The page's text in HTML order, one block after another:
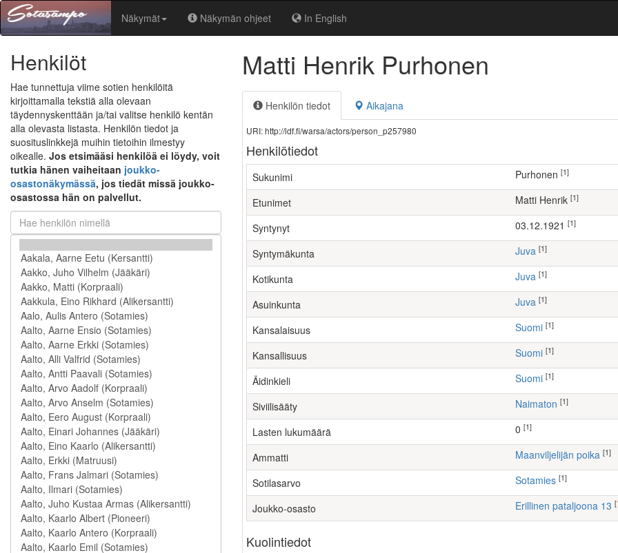
Näkymät Näkymän ohjeet In English
Henkilöt
Hae tunnettuja viime sotien henkilöitä
kirjoittamalla tekstiä alla olevaan
täydennyskenttään ja/tai valitse henkilö kentän
alla olevasta listasta. Henkilön tiedot ja
suosituslinkkejä muihin tietoihin ilmestyy
oikealle. Jos etsimääsi henkilöä ei löydy, voit
tutkia hänen vaiheitaan joukko-
osastonäkymässä, jos tiedät missä joukko-
osastossa hän on palvellut.
Matti Henrik Purhonen
Henkilön tiedot Aikajana
URI: http://ldf.fi/warsa/actors/person_p257980
Henkilötiedot
Sukunimi Purhonen [1]
Etunimet Matti Henrik [1]
Syntynyt 03.12.1921 [1]
Syntymäkunta Juva [1]
Kotikunta Juva [1]
Asuinkunta Juva [1]
Kansalaisuus Suomi [1]
Kansallisuus Suomi [1]
Äidinkieli Suomi [1]
Siviilisääty Naimaton [1]
Lasten lukumäärä [1]
Ammatti maanviljelijän poika [1]
Sotilasarvo Sotamies [1]
Joukko-osasto Erillinen pataljoona 13
Kuolintiedot